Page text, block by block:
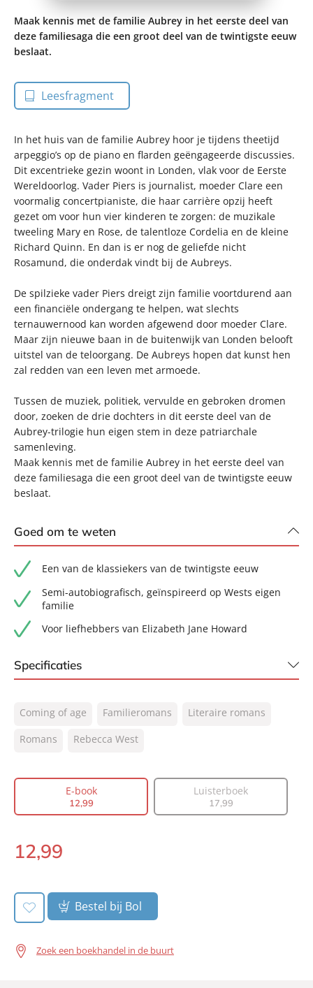
Maak kennis met de familie Aubrey in het eerste deel van
deze familiesaga die een groot deel van de twintigste eeuw
beslaat.
Leesfragment
In het huis van de familie Aubrey hoor je tijdens theetijd
arpeggio’s op de piano en flarden geëngageerde discussies.
Dit excentrieke gezin woont in Londen, vlak voor de Eerste
Wereldoorlog. Vader Piers is journalist, moeder Clare een
voormalig concertpianiste, die haar carrière opzij heeft
gezet om voor hun vier kinderen te zorgen: de muzikale
tweeling Mary en Rose, de talentloze Cordelia en de kleine
Richard Quinn. En dan is er nog de geliefde nicht
Rosamund, die onderdak vindt bij de Aubreys.
De spilzieke vader Piers dreigt zijn familie voortdurend aan
een financiële ondergang te helpen, wat slechts
ternauwernood kan worden afgewend door moeder Clare.
Maar zijn nieuwe baan in de buitenwijk van Londen belooft
uitstel van de teloorgang. De Aubreys hopen dat kunst hen
zal redden van een leven met armoede.
Tussen de muziek, politiek, vervulde en gebroken dromen
door, zoeken de drie dochters in dit eerste deel van de
Aubrey-trilogie hun eigen stem in deze patriarchale
samenleving.
Maak kennis met de familie Aubrey in het eerste deel van
deze familiesaga die een groot deel van de twintigste eeuw
beslaat.
Goed om te weten
Een van de klassiekers van de twintigste eeuw
Semi-autobiografisch, geïnspireerd op Wests eigen
familie
Voor liefhebbers van Elizabeth Jane Howard
Specificaties
NUR:
302
Type:
E-book
Vertaler:
Anke ten Doeschate, René van Veen
Aantal pagina's:
672
Verschijningsdatum:
Coming of age Familieromans
Literaire romans
Romans
Rebecca West
E-book
12,99
Luisterboek
17,99
E-
12,99
Bestel bij Bol
Zoek een boekhandel in de buurt